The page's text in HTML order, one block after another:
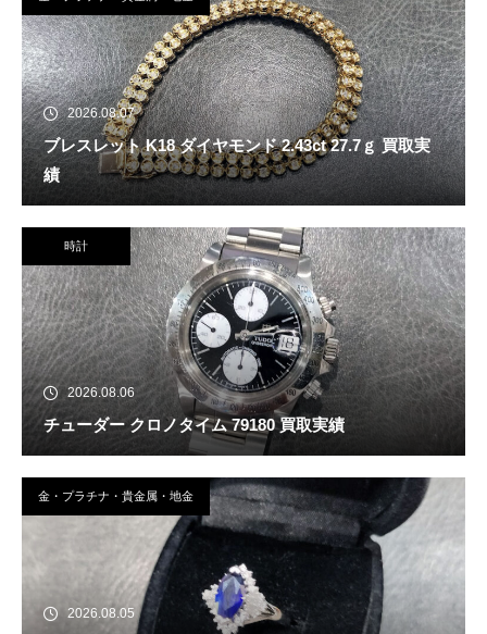
2026.08.07
ブレスレット K18 ダイヤモンド 2.43ct 27.7ｇ 買取実
績
時計
2026.08.06
チューダー クロノタイム 79180 買取実績
金・プラチナ・貴金属・地金
2026.08.05